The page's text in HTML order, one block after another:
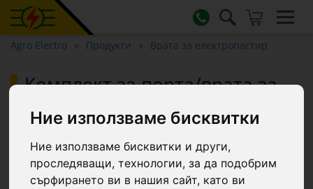
Ние използваме бисквитки
Ние използваме бисквитки и други,
проследяващи, технологии, за да подобрим
сърфирането ви в нашия сайт, като ви
Agro Electro Продукти Врата за електропастир
Комплект за порта/врата за
Ako Flexigate, 19 метра